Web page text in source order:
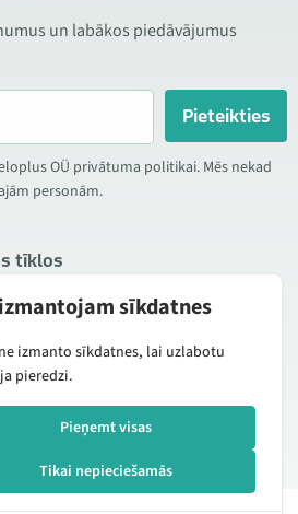
un labākos piedāvājumus
Pieteikties
OÜ privātuma politikai. Mēs nekad
personām.
tīklos
izdevīgām akcijām, jauniem
publicējam arī produktu
sīkdatnes
izmanto sīkdatnes, lai uzlabotu
pieredzi.
Pieņemt visas
Tikai nepieciešamās